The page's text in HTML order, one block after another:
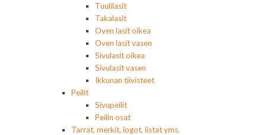
Tuulilasit
Takalasit
Oven lasit oikea
Oven lasit vasen
Sivulasit oikea
Sivulasit vasen
Ikkunan tiivisteet
Peilit
Sivupeilit
Peilin osat
Tarrat, merkit, logot, listat yms.